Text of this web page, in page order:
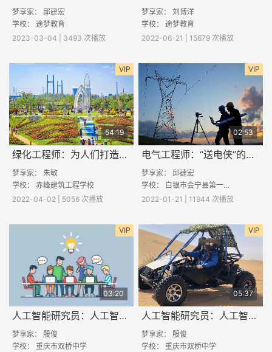
梦享家： 邱建宏
学校： 途梦教育
2023-03-04 | 3493 次播放
梦享家： 刘博洋
学校： 途梦教育
2022-06-21 | 15679 次播放
VIP
54:19
绿化工程师：为人们打造绿水青山
梦享家： 朱敏
学校： 赤峰建筑工程学校
2022-04-02 | 5056 次播放
VIP
02:53
电气工程师：“送电侠”的酷与苦
梦享家： 邱建宏
学校： 白银市会宁县第一中学
2022-01-21 | 11944 次播放
VIP
03:20
人工智能研究员：人工智能研究员做些什么
梦享家： 殷俊
学校： 重庆市双桥中学
VIP
05:37
人工智能研究员：人工智能研究员的酷与苦
梦享家： 殷俊
学校： 重庆市双桥中学